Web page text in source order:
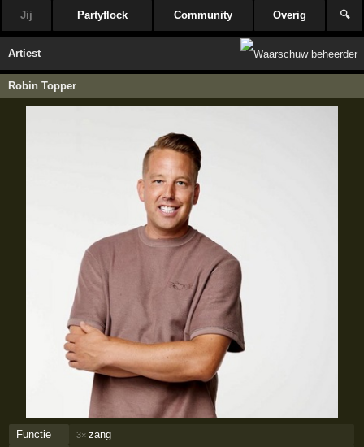
Jij Partyflock Community Overig 🔍
Artiest
Robin Topper
Functie 3× zang